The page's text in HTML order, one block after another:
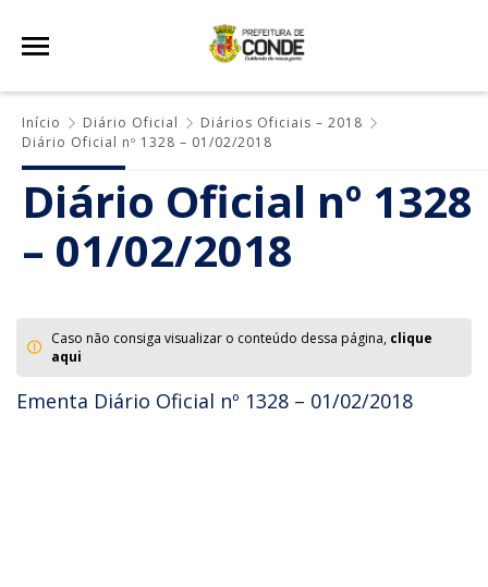
Início Diário Oficial
Diários Oficiais – 2018
Diário Oficial nº 1328 – 01/02/2018
Diário Oficial nº 1328
– 01/02/2018
Caso não consiga visualizar o conteúdo dessa página, clique
aqui
Ementa Diário Oficial nº 1328 – 01/02/2018